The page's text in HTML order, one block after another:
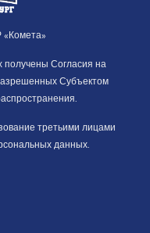
получены Согласия на
Субъектом
третьими лицами
данных.